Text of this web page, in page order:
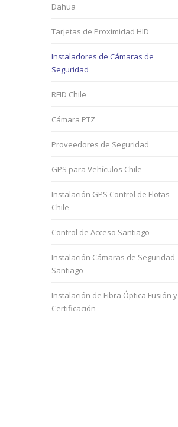
Dahua
Tarjetas de Proximidad HID
Instaladores de Cámaras de
Seguridad
RFID Chile
Cámara PTZ
Proveedores de Seguridad
GPS para Vehículos Chile
Instalación GPS Control de Flotas
Chile
Control de Acceso Santiago
Instalación Cámaras de Seguridad
Santiago
Instalación de Fibra Óptica Fusión y
Certificación